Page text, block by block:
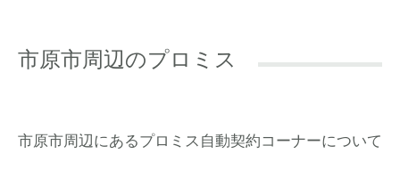
市原市周辺のプロミス
市原市周辺にあるプロミス自動契約コーナーについて